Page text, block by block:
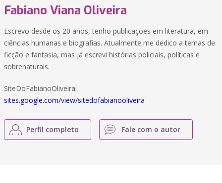
Fabiano Viana Oliveira
Escrevo desde os 20 anos, tenho publicações em literatura, em
ciências humanas e biografias. Atualmente me dedico a temas de
ficção e fantasia, mas já escrevi histórias policiais, políticas e
sobrenaturais.
SiteDoFabianoOliveira:
sites.google.com/view/sitedofabianooliveira
Perfil completo Fale com o autor